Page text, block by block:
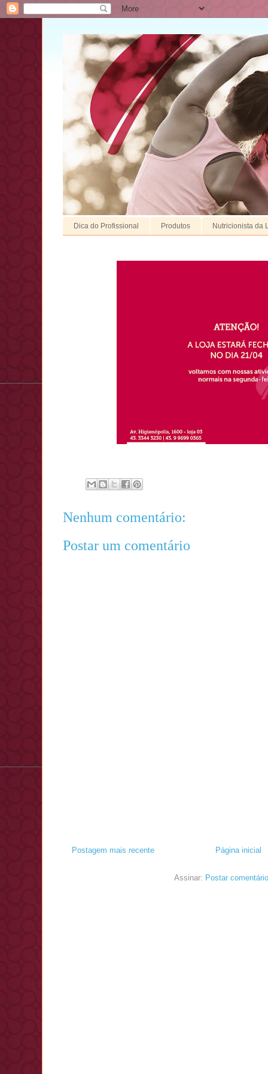
Dica do Profissional Produtos Nutricionista da
Nenhum comentário:
Postar um comentário
Postagem mais recente Página inicial
Assinar: Postar